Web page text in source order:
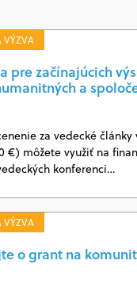
VÝZVA
pre začínajúcich
a
za vedecké
€) môžete využiť na
konferenci…
VÝZVA
o grant na